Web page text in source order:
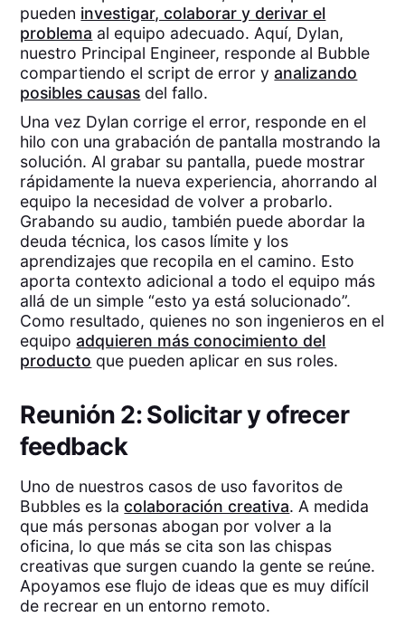
pueden investigar, colaborar y derivar el
problema al equipo adecuado. Aquí, Dylan,
nuestro Principal Engineer, responde al Bubble
compartiendo el script de error yanalizando
posibles causas del fallo.‍
Una vez Dylan corrige el error, responde en el
hilo con una grabación de pantalla mostrando la
solución. Al grabar su pantalla, puede mostrar
rápidamente la nueva experiencia, ahorrando al
equipo la necesidad de volver a probarlo.
Grabando su audio, también puede abordar la
deuda técnica, los casos límite y los
aprendizajes que recopila en el camino. Esto
aporta contexto adicional a todo el equipo más
allá de un simple “esto ya está solucionado”.
Como resultado, quienes no son ingenieros en el
equipoadquieren más conocimiento del
producto que pueden aplicar en sus roles.
Reunión 2: Solicitar y ofrecer
feedback
Uno de nuestros casos de uso favoritos de
Bubbles es lacolaboración creativa. A medida
que más personas abogan por volver a la
oficina, lo que más se cita son las chispas
creativas que surgen cuando la gente se reúne.
Apoyamos ese flujo de ideas que es muy difícil
de recrear en un entorno remoto.